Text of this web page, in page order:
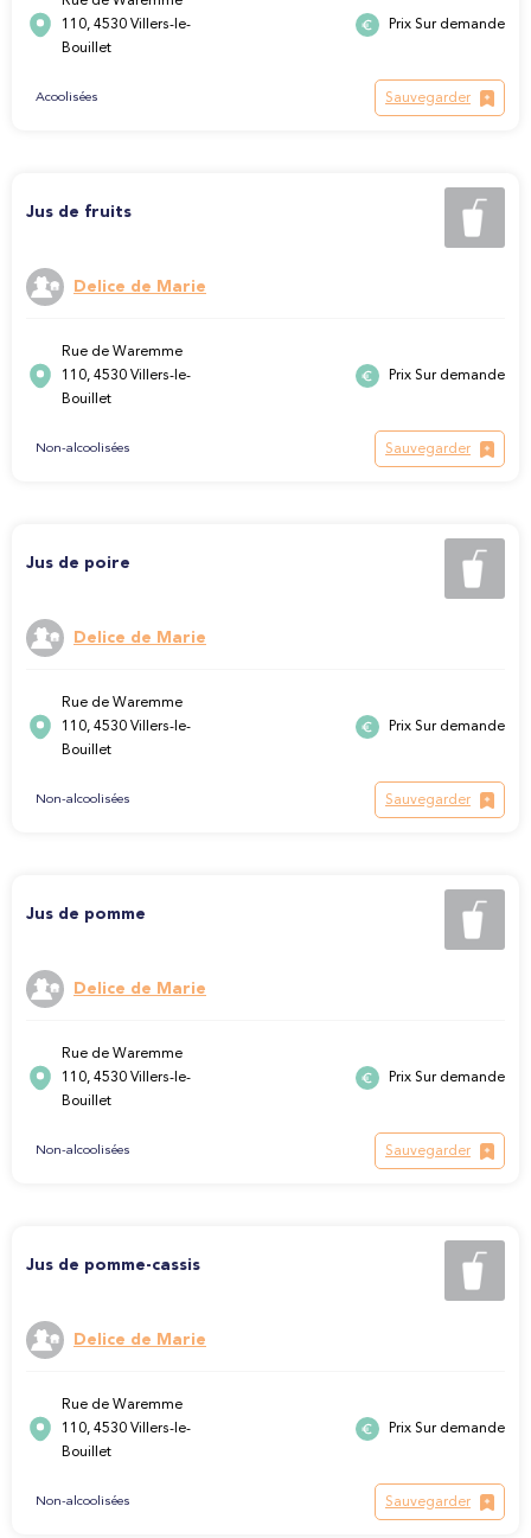
110, 4530 Villers-le-
Bouillet
Prix Sur demande
Acoolisées Sauvegarder
Jus de fruits
Delice de Marie
Rue de Waremme
110, 4530 Villers-le-
Bouillet
Prix Sur demande
Non-alcoolisées Sauvegarder
Jus de poire
Delice de Marie
Rue de Waremme
110, 4530 Villers-le-
Bouillet
Prix Sur demande
Non-alcoolisées Sauvegarder
Jus de pomme
Delice de Marie
Rue de Waremme
110, 4530 Villers-le-
Bouillet
Prix Sur demande
Non-alcoolisées Sauvegarder
Jus de pomme-cassis
Delice de Marie
Rue de Waremme
110, 4530 Villers-le-
Bouillet
Prix Sur demande
Non-alcoolisées Sauvegarder